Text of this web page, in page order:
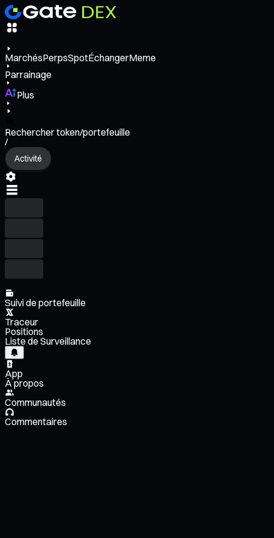
MarchésPerpsSpotÉchangerMeme
Parrainage
Plus
Rechercher token/portefeuille
/
Activité
Suivi de portefeuille
Traceur
Positions
Liste de Surveillance
App
À propos
Communautés
Commentaires